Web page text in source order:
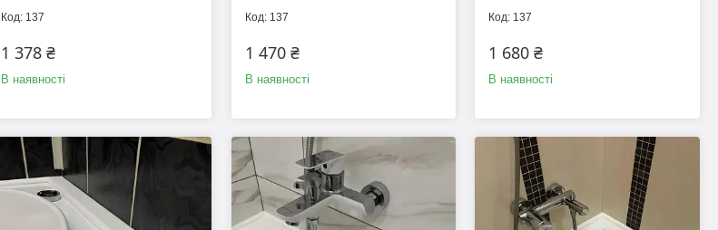
137
1 378 ₴
В наявності
137
1 470 ₴
В наявності
137
1 680 ₴
В наявності